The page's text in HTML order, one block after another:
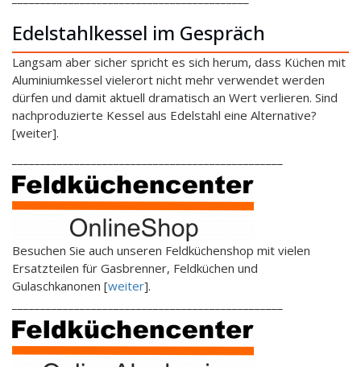
Edelstahlkessel im Gespräch
Langsam aber sicher spricht es sich herum, dass Küchen mit
Aluminiumkessel vielerort nicht mehr verwendet werden
dürfen und damit aktuell dramatisch an Wert verlieren. Sind
nachproduzierte Kessel aus Edelstahl eine Alternative?
[weiter].
Besuchen Sie auch unseren Feldküchenshop mit vielen
Ersatzteilen für Gasbrenner, Feldküchen und
Gulaschkanonen [weiter].